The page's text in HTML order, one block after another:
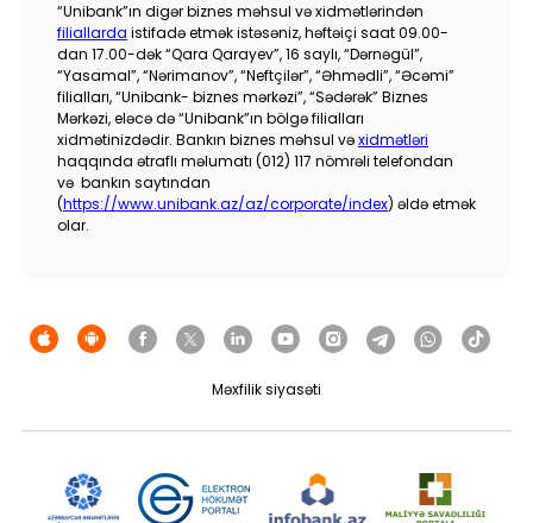
“Unibank”ın digər biznes məhsul və xidmətlərindən
filiallarda istifadə etmək istəsəniz, həftəiçi saat 09.00-
dan 17.00-dək “Qara Qarayev”, 16 saylı, “Dərnəgül”,
“Yasamal”, “Nərimanov”, “Neftçilər”, “Əhmədli”, “Əcəmi”
filialları, “Unibank- biznes mərkəzi”, “Sədərək” Biznes
Mərkəzi, eləcə də “Unibank”ın bölgə filialları
xidmətinizdədir. Bankın biznes məhsul vəxidmətləri
haqqında ətraflı məlumatı (012) 117 nömrəli telefondan
və bankın saytından
(https://www.unibank.az/az/corporate/index) əldə etmək
olar.
Məxfilik siyasəti